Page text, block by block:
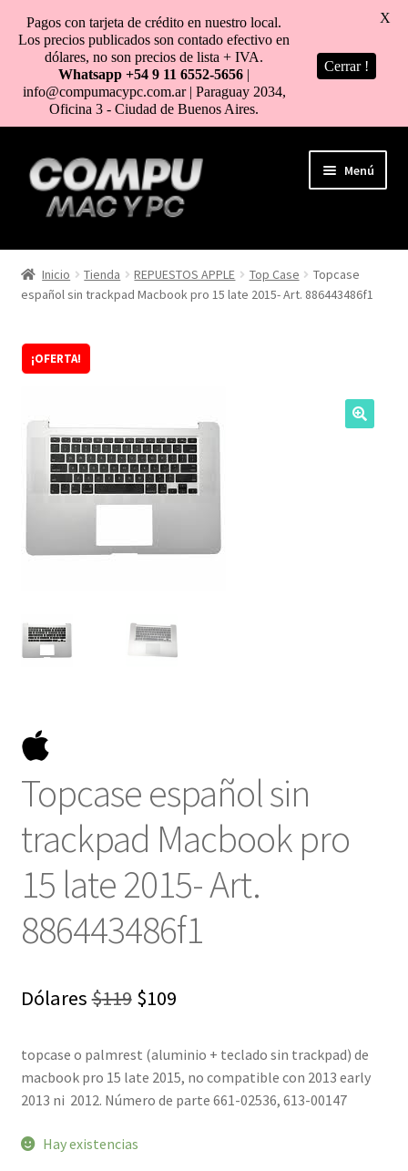
al
contenido
Menú
HOME
TIENDA
COMO COMPRAR
NOSOTROS
SERVICIOS
Inicio Tienda REPUESTOS APPLE Top Case
Topcase
español sin trackpad Macbook pro 15 late 2015- Art. 886443486f1
¡OFERTA!
Topcase español sin
trackpad Macbook pro
15 late 2015- Art.
886443486f1
Dólares$119 El
original
era:
$109El
actual
es:
topcase o palmrest (aluminio + teclado sin trackpad) de
macbook pro 15 late 2015, no compatible con 2013 early
2013 ni 2012. Número de parte 661-02536, 613-00147
Hay existencias
Pagos con tarjeta de crédito en nuestro local.
Los precios publicados son contado efectivo en
dólares, no son precios de lista + IVA.
Whatsapp +54 9 11 6552-5656 |
info@compumacypc.com.ar | Paraguay 2034,
Oficina 3 - Ciudad de Buenos Aires.
Cerrar !
X